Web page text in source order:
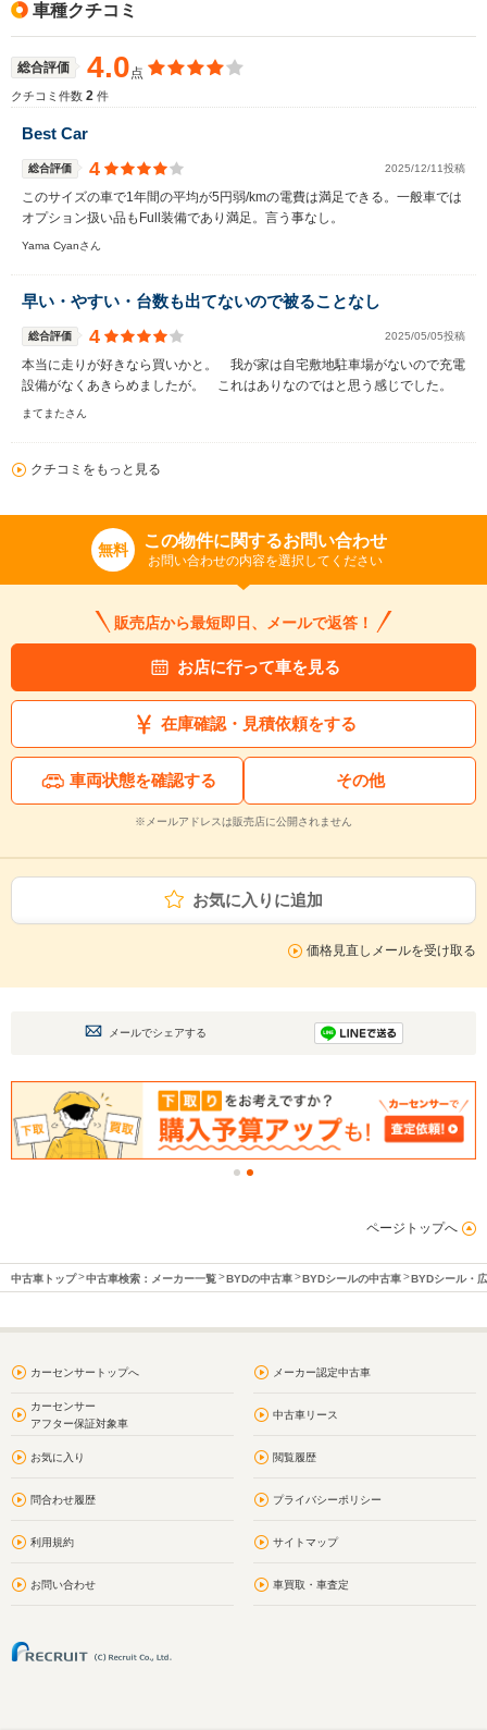
車種クチコミ
総合評価 4.0点
クチコミ件数 2 件
Best Car
総合評価 4 2025/12/11投稿
このサイズの車で1年間の平均が5円弱/kmの電費は満足できる。一般車では
オプション扱い品もFull装備であり満足。言う事なし。
Yama Cyanさん
早い・やすい・台数も出てないので被ることなし
総合評価 4 2025/05/05投稿
本当に走りが好きなら買いかと。 我が家は自宅敷地駐車場がないので充電
設備がなくあきらめましたが。 これはありなのではと思う感じでした。
まてまたさん
クチコミをもっと見る
無料 この物件に関するお問い合わせ
お問い合わせの内容を選択してください
販売店から最短即日、メールで返答！
お店に行って車を見る
在庫確認・見積依頼をする
車両状態を確認する その他
※メールアドレスは販売店に公開されません
お気に入りに追加
価格見直しメールを受け取る
メールでシェアする
ページトップへ
中古車トップ 中古車検索：メーカー一覧 BYDの中古車 BYDシールの中古車 BYDシール・
カーセンサートップへ メーカー認定中古車
カーセンサー
アフター保証対象車
中古車リース
お気に入り 閲覧履歴
問合わせ履歴 プライバシーポリシー
利用規約 サイトマップ
お問い合わせ 車買取・車査定